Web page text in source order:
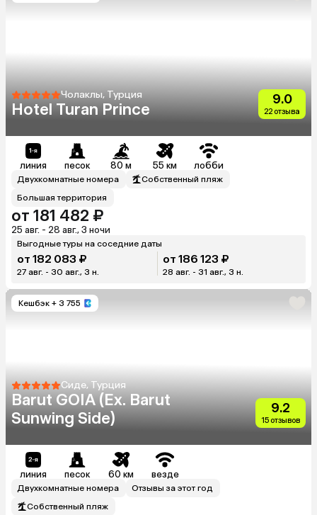
Чолаклы, Турция
Hotel Turan Prince
9.0
22 отзыва
линия песок 80 м 55 км лобби
Двухкомнатные номера
Собственный пляж
Большая территория
от 181 482 ₽
25 авг. - 28 авг., 3 ночи
Выгодные туры на соседние даты
от 182 083 ₽
27 авг. - 30 авг., 3 н.
от 186 123 ₽
28 авг. - 31 авг., 3 н.
Кешбэк + 3 755
Сиде, Турция
Barut GOIA (Ex. Barut
Sunwing Side)
9.2
15 отзывов
линия песок 60 км везде
Двухкомнатные номера
Отзывы за этот год
Собственный пляж